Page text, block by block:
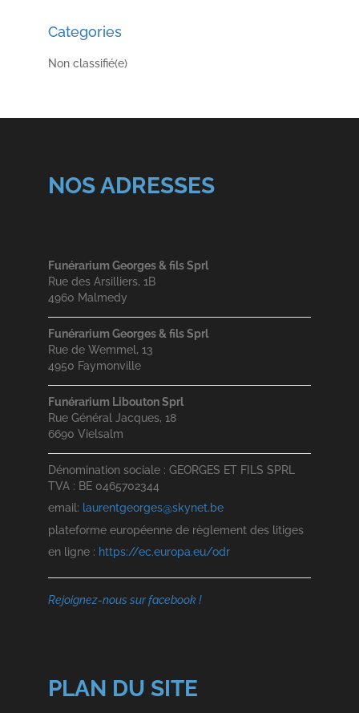
Categories
Non classifié(e)
NOS ADRESSES
Funérarium Georges & fils Sprl
Rue des Arsilliers, 1B
4960 Malmedy
Funérarium Georges & fils Sprl
Rue de Wemmel, 13
4950 Faymonville
Funérarium Libouton Sprl
Rue Général Jacques, 18
6690 Vielsalm
Dénomination sociale : GEORGES ET FILS SPRL
TVA : BE 0465702344
email: laurentgeorges@skynet.be
plateforme européenne de règlement des litiges
en ligne : https://ec.europa.eu/odr
Rejoignez-nous sur facebook !
PLAN DU SITE